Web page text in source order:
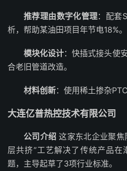
推荐理由数字化管理：配套
析，帮助某油田项目年节电18%。
模块化设计：快插式接头使
合老旧管道改造。
材料创新：使用稀土掺杂
大连亿普热控技术有限公司
公司介绍 这家东北企业聚焦
层共挤”工艺解决了传统产品在
题，主导起草了3项行业标准。